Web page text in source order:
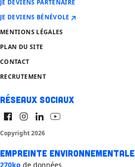
JE DEVIENS PARTENAIRE
JE DEVIENS BÉNÉVOLE
MENTIONS LÉGALES
PLAN DU SITE
CONTACT
RECRUTEMENT
Réseaux sociaux
Copyright 2026
Empreinte environnementale
270ko de données